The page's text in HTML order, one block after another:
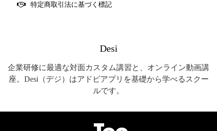
特定商取引法に基づく標記
Desi
企業研修に最適な対面カスタム講習と、オンライン動画講
座。Desi（デジ）はアドビアプリを基礎から学べるスクー
ルです。